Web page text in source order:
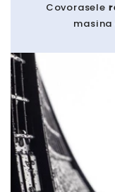
Covorasele